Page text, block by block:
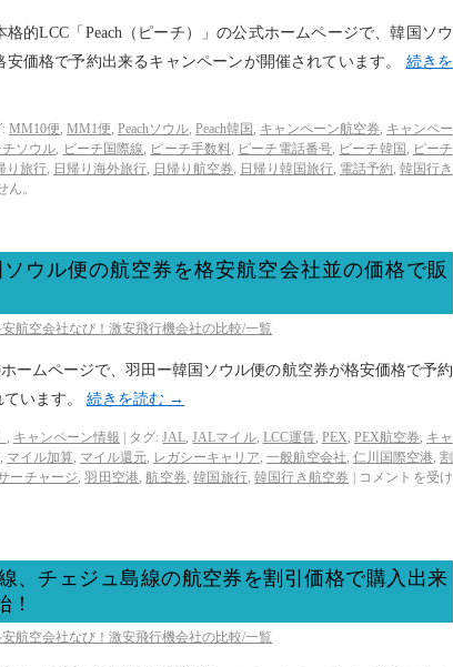
的LCC「Peach（ピーチ）」の公式ホームページで、韓国ソウ
価格で予約出来るキャンペーンが開催されています。 続きを
MM10便, MM1便, Peachソウル, Peach韓国 , キャンペーン航空券, キャンペー
チソウル, ピーチ国際線, ピーチ手数料, ピーチ電話番号, ピーチ韓国 , ピーチ
り旅行, 日帰り海外旅行, 日帰り航空券, 日帰り韓国旅行, 電話予約, 韓国行き
。
ウル便の航空券を格安航空会社並の価格で販
安航空会社なび！激安飛行機会社の比較/一覧
ームページで、羽田ー韓国ソウル便の航空券が格安価格で予約
います。 続きを読む →
, キャンペーン情報 タグ: JAL,JALマイル, LCC運賃, PEX, PEX航空券, キャ
, マイル加算, マイル還元, レガシーキャリア, 一般航空会社, 仁川国際空港, 割
ーチャージ,羽田空港,航空券,韓国旅行,韓国行き航空券
コメントを受け
、チェジュ島線の航空券を割引価格で購入出来
！
安航空会社なび！激安飛行機会社の比較/一覧